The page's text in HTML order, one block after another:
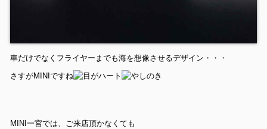
車だけでなくフライヤーまでも海を想像させるデザイン・・・
さすがMINIですね
MINI一宮では、ご来店頂かなくても